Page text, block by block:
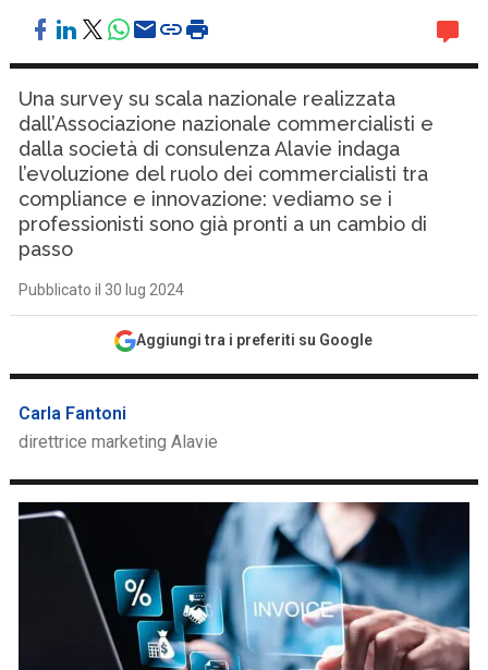
Una survey su scala nazionale realizzata
dall’Associazione nazionale commercialisti e
dalla società di consulenza Alavie indaga
l’evoluzione del ruolo dei commercialisti tra
compliance e innovazione: vediamo se i
professionisti sono già pronti a un cambio di
passo
Pubblicato il 30 lug 2024
Aggiungi tra i preferiti su Google
Carla Fantoni
direttrice marketing Alavie